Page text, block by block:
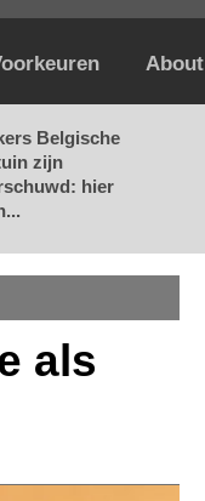
About
Belgische
zijn
hier
als